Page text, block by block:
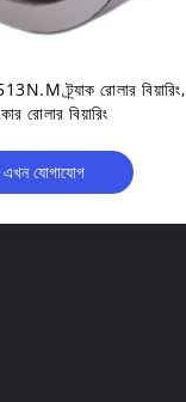
ট্র্যাক রোলার বিয়ারিং,
রোলার বিয়ারিং
এখন যোগাযোগ